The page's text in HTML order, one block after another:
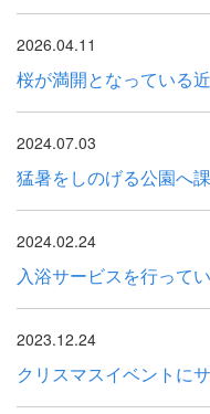
2026.04.11
桜が満開となっている
2024.07.03
猛暑をしのげる公園へ
2024.02.24
入浴サービスを行ってい
2023.12.24
クリスマスイベントに